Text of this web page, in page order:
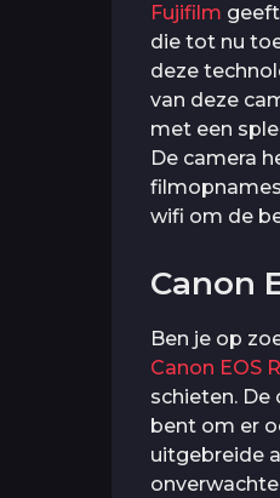
Fujifilm
die tot nu
deze
van deze
met een
De camera
wifi om de
Canon
Ben je op
Canon EOS
schieten.
bent om er
uitgebreide